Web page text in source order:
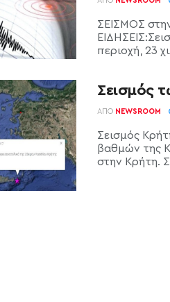
ΣΕΙΣΜΟΣ
περιοχή, 23
Σεισμός
ΑΠΌ NEWSROOM
Σεισμός
βαθμών της
στην Κρήτη.